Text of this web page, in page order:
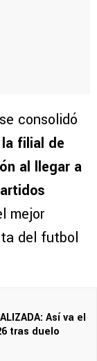
consolidó
filial de
al llegar a
mejor
del futbol
Así va el
tras duelo